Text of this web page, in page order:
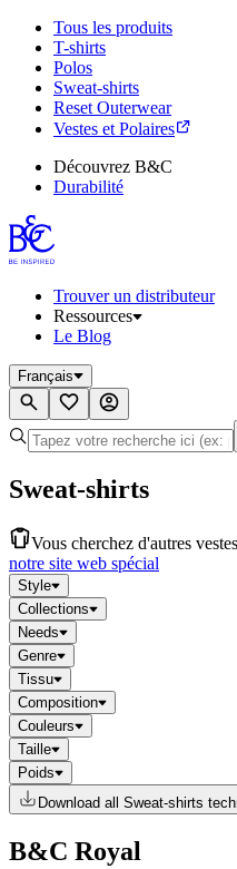
Tous les produits
T-shirts
Polos
Sweat-shirts
Reset Outerwear
Vestes et Polaires
Découvrez B&C
Durabilité
Trouver un distributeur
Ressources
Le Blog
Français
Sweat-shirts
Vous cherchez d'autres
notre site web spécial
Style
Collections
Needs
Genre
Tissu
Composition
Couleurs
Taille
Poids
Download all Sweat-shirts
B&C Royal